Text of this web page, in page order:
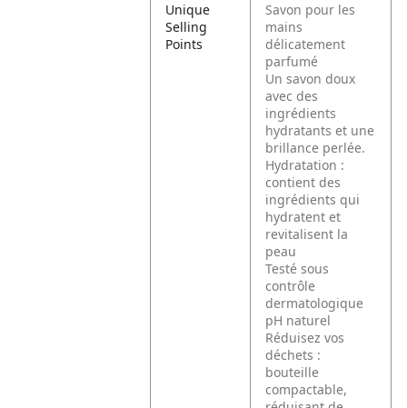
Unique
Selling
Points
Savon pour les
mains
délicatement
parfumé
Un savon doux
avec des
ingrédients
hydratants et une
brillance perlée.
Hydratation :
contient des
ingrédients qui
hydratent et
revitalisent la
peau
Testé sous
contrôle
dermatologique
pH naturel
Réduisez vos
déchets :
bouteille
compactable,